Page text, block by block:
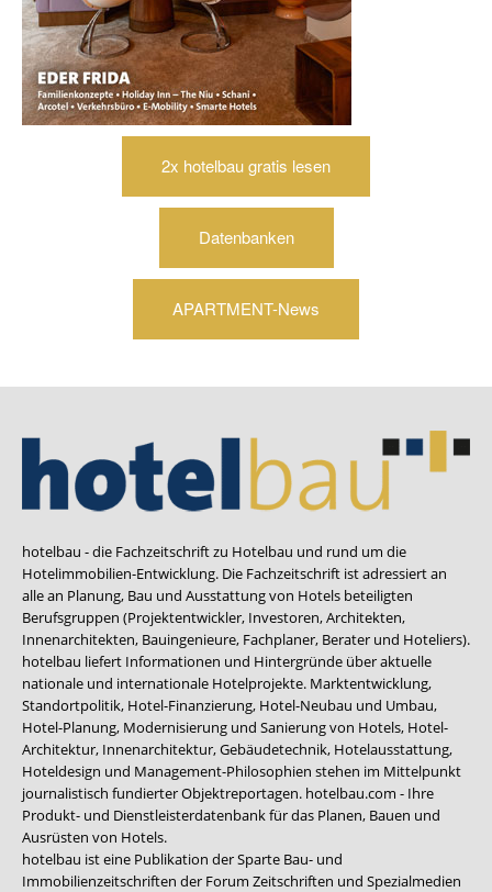
2x hotelbau gratis lesen
Datenbanken
APARTMENT-News
hotelbau - die Fachzeitschrift zu Hotelbau und rund um die
Hotelimmobilien-Entwicklung. Die Fachzeitschrift ist adressiert an
alle an Planung, Bau und Ausstattung von Hotels beteiligten
Berufsgruppen (Projektentwickler, Investoren, Architekten,
Innenarchitekten, Bauingenieure, Fachplaner, Berater und Hoteliers).
hotelbau liefert Informationen und Hintergründe über aktuelle
nationale und internationale Hotelprojekte. Marktentwicklung,
Standortpolitik, Hotel-Finanzierung, Hotel-Neubau und Umbau,
Hotel-Planung, Modernisierung und Sanierung von Hotels, Hotel-
Architektur, Innenarchitektur, Gebäudetechnik, Hotelausstattung,
Hoteldesign und Management-Philosophien stehen im Mittelpunkt
journalistisch fundierter Objektreportagen. hotelbau.com - Ihre
Produkt- und Dienstleisterdatenbank für das Planen, Bauen und
Ausrüsten von Hotels.
hotelbau ist eine Publikation der Sparte Bau- und
Immobilienzeitschriften der Forum Zeitschriften und Spezialmedien